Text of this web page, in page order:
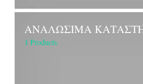
ΑΝΑΛΩΣΙΜΑ
1 Products